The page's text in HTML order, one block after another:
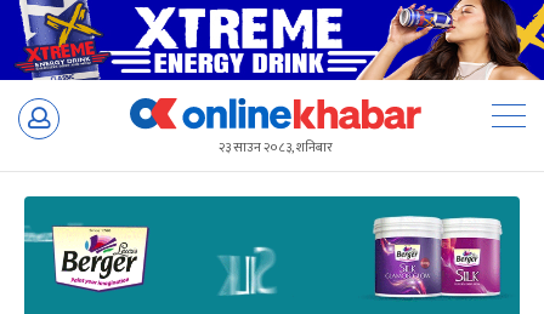
Skip
२३ साउन २०८३, शनिबार